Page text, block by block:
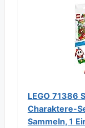
LEGO 71386
Charaktere-
Sammeln, 1